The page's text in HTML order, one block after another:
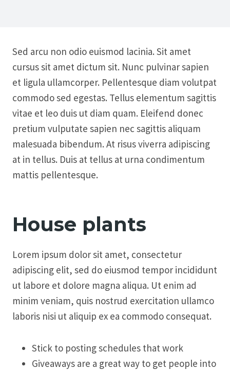
Sed arcu non odio euismod lacinia. Sit amet
cursus sit amet dictum sit. Nunc pulvinar sapien
et ligula ullamcorper. Pellentesque diam volutpat
commodo sed egestas. Tellus elementum sagittis
vitae et leo duis ut diam quam. Eleifend donec
pretium vulputate sapien nec sagittis aliquam
malesuada bibendum. At risus viverra adipiscing
at in tellus. Duis at tellus at urna condimentum
mattis pellentesque.
House plants
Lorem ipsum dolor sit amet, consectetur
adipiscing elit, sed do eiusmod tempor incididunt
ut labore et dolore magna aliqua. Ut enim ad
minim veniam, quis nostrud exercitation ullamco
laboris nisi ut aliquip ex ea commodo consequat.
Stick to posting schedules that work
Giveaways are a great way to get people into